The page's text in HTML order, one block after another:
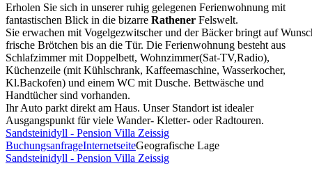
Erholen Sie sich in unserer ruhig gelegenen Ferienwohnung mit
fantastischen Blick in die bizarre Rathener Felswelt.
Sie erwachen mit Vogelgezwitscher und der Bäcker bringt auf
frische Brötchen bis an die Tür. Die Ferienwohnung besteht aus
Schlafzimmer mit Doppelbett, Wohnzimmer(Sat-TV,Radio),
Küchenzeile (mit Kühlschrank, Kaffeemaschine, Wasserkocher,
Kl.Backofen) und einem WC mit Dusche. Bettwäsche und
Handtücher sind vorhanden.
Ihr Auto parkt direkt am Haus. Unser Standort ist idealer
Ausgangspunkt für viele Wander- Kletter- oder Radtouren.
Sandsteinidyll - Pension Villa Zeissig
BuchungsanfrageInternetseiteGeografische Lage
Sandsteinidyll - Pension Villa Zeissig